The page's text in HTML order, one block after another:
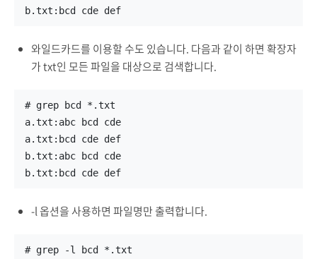
b.txt:bcd cde def
와일드카드를 이용할 수도 있습니다. 다음과 같이 하면 확장자
가 txt인 모든 파일을 대상으로 검색합니다.
# grep bcd *.txt
a.txt:abc bcd cde
a.txt:bcd cde def
b.txt:abc bcd cde
b.txt:bcd cde def
-l 옵션을 사용하면 파일명만 출력합니다.
# grep -l bcd *.txt